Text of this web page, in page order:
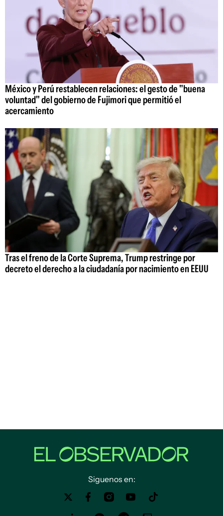
México y Perú restablecen relaciones: el gesto de "buena
voluntad" del gobierno de Fujimori que permitió el
acercamiento
Tras el freno de la Corte Suprema, Trump restringe por
decreto el derecho a la ciudadanía por nacimiento en EEUU
Siguenos en: